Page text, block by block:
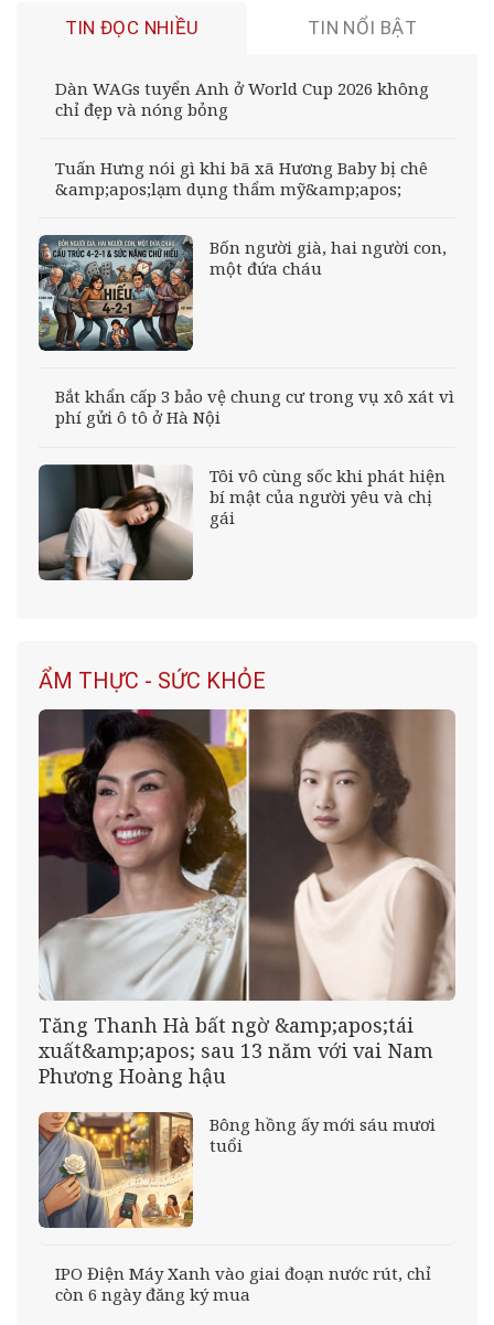
TIN ĐỌC NHIỀU TIN NỔI BẬT
Dàn WAGs tuyển Anh ở World Cup 2026 không
chỉ đẹp và nóng bỏng
Tuấn Hưng nói gì khi bã xã Hương Baby bị chê
&amp;apos;lạm dụng thẩm mỹ&amp;apos;
Bốn người già, hai người con,
một đứa cháu
Bắt khẩn cấp 3 bảo vệ chung cư trong vụ xô xát vì
phí gửi ô tô ở Hà Nội
Tôi vô cùng sốc khi phát hiện
bí mật của người yêu và chị
gái
ẨM THỰC - SỨC KHỎE
Tăng Thanh Hà bất ngờ &amp;apos;tái
xuất&amp;apos; sau 13 năm với vai Nam
Phương Hoàng hậu
Bông hồng ấy mới sáu mươi
tuổi
IPO Điện Máy Xanh vào giai đoạn nước rút, chỉ
còn 6 ngày đăng ký mua